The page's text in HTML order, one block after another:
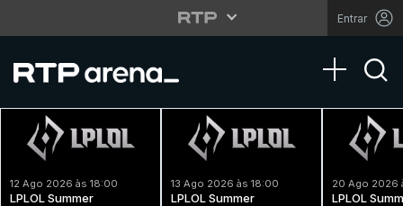
Entrar
Toggle
12 Ago 2026 às 18:00
LPLOL Summer
13 Ago 2026 às 18:00
LPLOL Summer
20 Ago 2026
LPLOL